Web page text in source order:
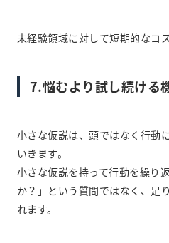
未経験領域に対して短期的なコ
7.悩むより試し続ける
小さな仮説は、頭ではなく行動
いきます。
小さな仮説を持って行動を繰り
か？」という質問ではなく、足
れます。